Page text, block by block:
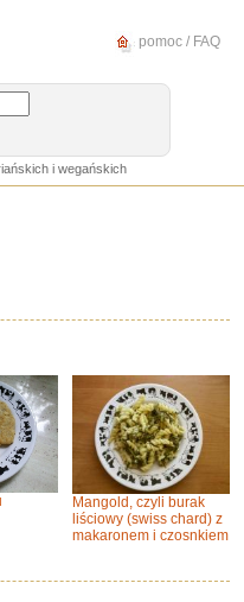
pomoc / FAQ
i wegańskich
Mangold, czyli burak
liściowy (swiss chard) z
makaronem i czosnkiem